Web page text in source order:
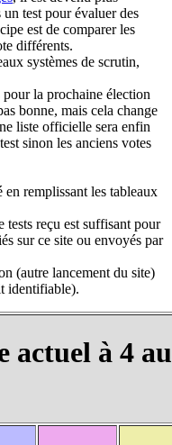
test pour évaluer des
est de comparer les
différents.
systèmes de scrutin,
la prochaine élection
bonne, mais cela change
liste officielle sera enfin
sinon les anciens votes
remplissant les tableaux
tests reçu est suffisant pour
sur ce site ou envoyés par
(autre lancement du site)
identifiable).
actuel à 4